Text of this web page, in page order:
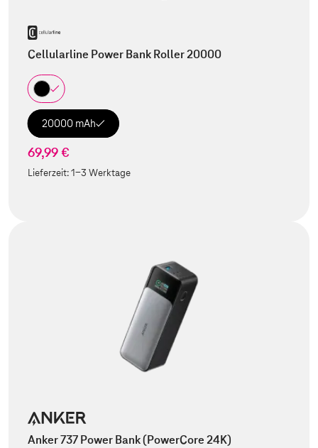
Cellularline Power Bank Roller 20000
20000 mAh
69,99 €
Lieferzeit:1-3 Werktage
Anker 737 Power Bank (PowerCore 24K)